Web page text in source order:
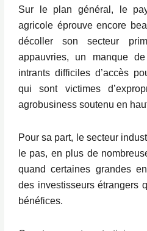
Sur le plan général, le
agricole éprouve encore
décoller son secteur
appauvries, un manque
intrants difficiles d’accès
qui sont victimes
agrobusiness soutenu en
Pour sa part, le secteur
le pas, en plus de
quand certaines grandes
des investisseurs étrangers
bénéfices.